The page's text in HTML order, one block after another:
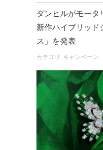
ダンヒルがモータ
新作ハイブリッド
ス」を発表
カテゴリ: キャンペーン